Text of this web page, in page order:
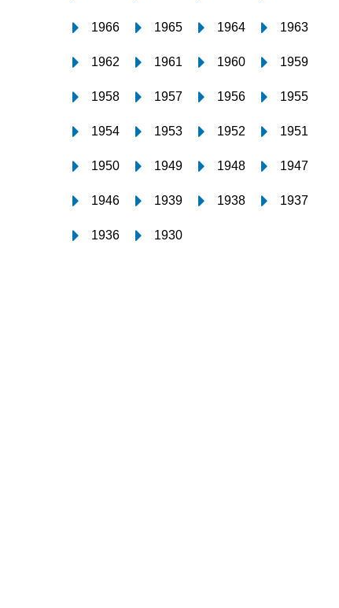
1966 1965 1964 1963
1962 1961 1960 1959
1958 1957 1956 1955
1954 1953 1952 1951
1950 1949 1948 1947
1946 1939 1938 1937
1936 1930